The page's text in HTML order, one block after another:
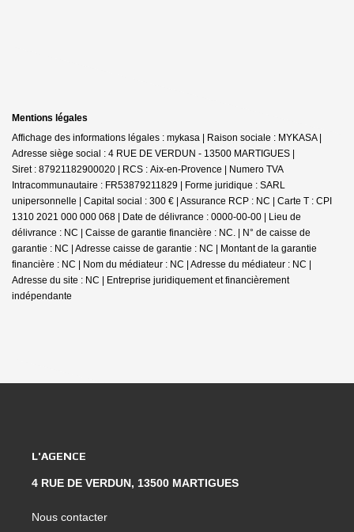
Mentions légales
Affichage des informations légales : mykasa | Raison sociale : MYKASA |
Adresse siège social : 4 RUE DE VERDUN - 13500 MARTIGUES |
Siret : 87921182900020 | RCS : Aix-en-Provence | Numero TVA
Intracommunautaire : FR53879211829 | Forme juridique : SARL
unipersonnelle | Capital social : 300 € | Assurance RCP : NC | Carte T : CPI
1310 2021 000 000 068 | Date de délivrance : 0000-00-00 | Lieu de
délivrance : NC | Caisse de garantie financière : NC. | N° de caisse de
garantie : NC | Adresse caisse de garantie : NC | Montant de la garantie
financière : NC | Nom du médiateur : NC | Adresse du médiateur : NC |
Adresse du site : NC | Entreprise juridiquement et financièrement
indépendante
L'AGENCE
4 RUE DE VERDUN, 13500 MARTIGUES
Nous contacter